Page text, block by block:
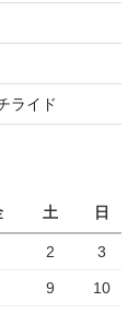
ライド
土 日
2 3
9 10